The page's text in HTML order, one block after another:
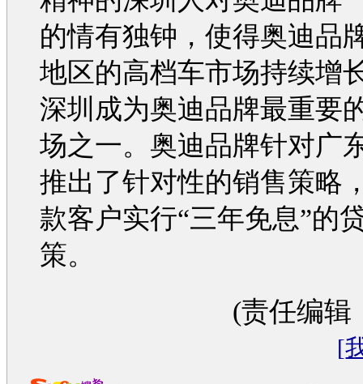
的情有独钟，使得奥迪品
地区的高档车市场持续增
深圳成为奥迪品牌最重要
场之一。 奥迪品牌针对广
推出了针对性的销售策略
款客户实行“三年免息”的
策。
(责任编辑
[